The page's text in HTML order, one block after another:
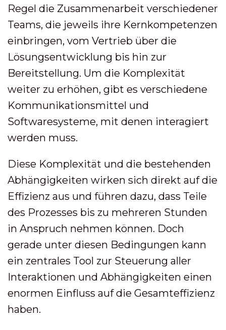
Regel die Zusammenarbeit verschiedener
Teams, die jeweils ihre Kernkompetenzen
einbringen, vom Vertrieb über die
Lösungsentwicklung bis hin zur
Bereitstellung. Um die Komplexität
weiter zu erhöhen, gibt es verschiedene
Kommunikationsmittel und
Softwaresysteme, mit denen interagiert
werden muss.
Diese Komplexität und die bestehenden
Abhängigkeiten wirken sich direkt auf die
Effizienz aus und führen dazu, dass Teile
des Prozesses bis zu mehreren Stunden
in Anspruch nehmen können. Doch
gerade unter diesen Bedingungen kann
ein zentrales Tool zur Steuerung aller
Interaktionen und Abhängigkeiten einen
enormen Einfluss auf die Gesamteffizienz
haben.